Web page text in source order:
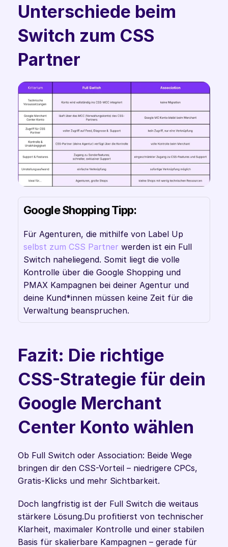
Unterschiede beim
Switch zum CSS
Partner
Google Shopping Tipp:
selbst zum CSS Partner werden ist ein Full
Switch naheliegend. Somit liegt die volle
Kontrolle über die Google Shopping und
PMAX Kampagnen bei deiner Agentur und
deine Kund*innen müssen keine Zeit für die
Verwaltung beanspruchen.
Fazit: Die richtige
CSS-Strategie für dein
Google Merchant
Center Konto wählen
Ob Full Switch oder Association: Beide Wege
bringen dir den CSS-Vorteil – niedrigere CPCs,
Gratis-Klicks und mehr Sichtbarkeit.
Doch langfristig ist der Full Switch die weitaus
stärkere Lösung.Du profitierst von technischer
Klarheit, maximaler Kontrolle und einer stabilen
Basis für skalierbare Kampagnen – gerade für